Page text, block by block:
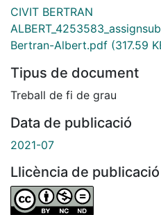
CIVIT BERTRAN
Bertran-Albert.pdf (317.59
Tipus de document
Treball de fi de grau
Data de publicació
2021-07
Llicència de publicació